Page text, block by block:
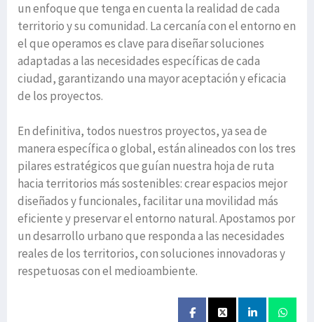
un enfoque que tenga en cuenta la realidad de cada
territorio y su comunidad. La cercanía con el entorno en
el que operamos es clave para diseñar soluciones
adaptadas a las necesidades específicas de cada
ciudad, garantizando una mayor aceptación y eficacia
de los proyectos.
En definitiva, todos nuestros proyectos, ya sea de
manera específica o global, están alineados con los tres
pilares estratégicos que guían nuestra hoja de ruta
hacia territorios más sostenibles: crear espacios mejor
diseñados y funcionales, facilitar una movilidad más
eficiente y preservar el entorno natural. Apostamos por
un desarrollo urbano que responda a las necesidades
reales de los territorios, con soluciones innovadoras y
respetuosas con el medioambiente.